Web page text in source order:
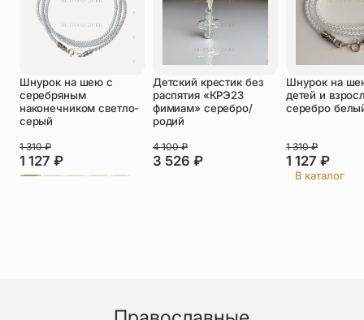
Оставить отзыв
Подтверждаю свое согласие с
политикой конфиденциальностии даю
согласие на обработку персональных
данных
Пока нет отзывов. Будьте первым!
Шнурок на шею с
серебряным
наконечником светло-
серый
1 127 ₽
1 310₽
Детский крестик без
распятия «КРЭ23
фимиам» серебро/
родий
3 526 ₽
4 100₽
Шнурок на
детей и
серебро
1 127 ₽
1 310₽
В каталог